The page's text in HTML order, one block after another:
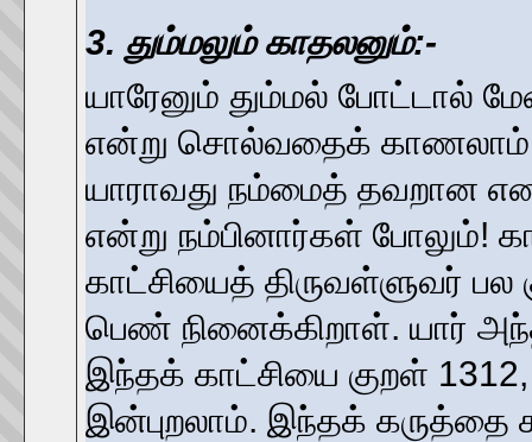
3. தும்மலும் காதலனும்:-
யாரேனும் தும்மல் போட்டால்
என்று சொல்வதைக் காணலாம்.
யாராவது நம்மைத் தவறான
என்று நம்பினார்கள் போலும்!
காட்சியைத் திருவள்ளுவர் பல
பெண் நினைக்கிறாள். யார்
இந்தக் காட்சியை குறள் 1312,
இன்புறலாம். இந்தக் கருத்தை